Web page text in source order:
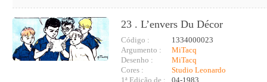
23 . L’envers Du Décor
Código :
1334000023
Argumento :
MiTacq
Desenho :
MiTacq
Cores :
Studio Leonardo
1ª Edição de :
04-1983